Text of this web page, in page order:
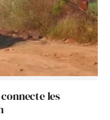
les